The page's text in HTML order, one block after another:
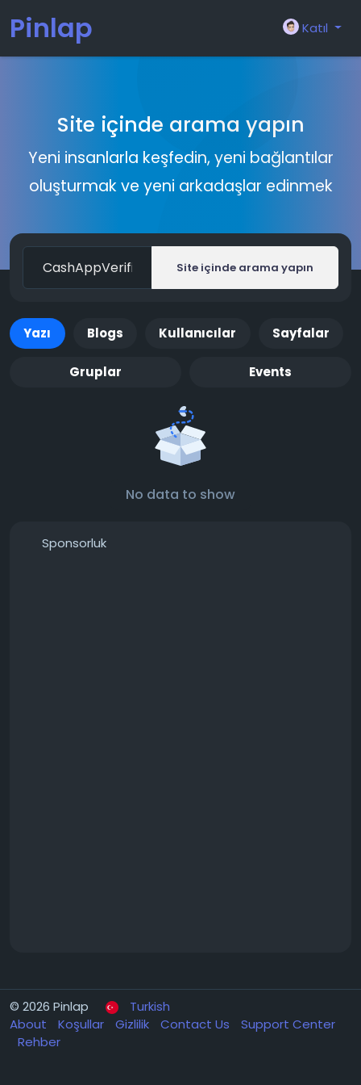
Pinlap Katıl
Site içinde arama yapın
Yeni insanlarla keşfedin, yeni bağlantılar
oluşturmak ve yeni arkadaşlar edinmek
Site içinde arama yapın
Yazı Blogs Kullanıcılar Sayfalar
Gruplar Events
No data to show
Sponsorluk
© 2026 Pinlap
Turkish
About
Koşullar Gizlilik Contact Us
Support Center
Rehber